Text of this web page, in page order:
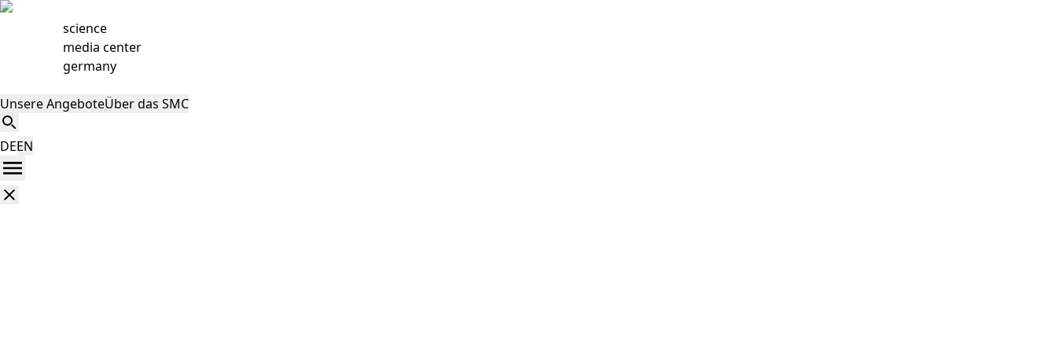
science
media center
germany
Unsere AngeboteÜber das SMC
DEEN